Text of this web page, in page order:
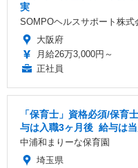
実
SOMPOヘルスサポート株式
大阪府
月給26万3,000円～
正社員
「保育士」資格必須/保育
与は入職3ヶ月後 ️ 給与は
中浦和まりーな保育園
埼玉県